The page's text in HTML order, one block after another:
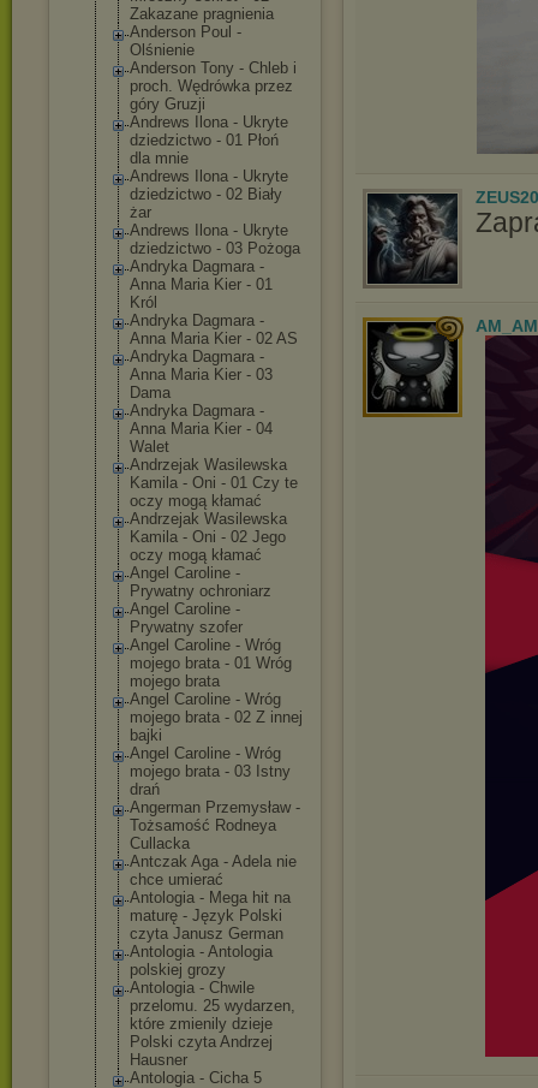
Zakazane pragnienia
Anderson Poul -
Olśnienie
Anderson Tony - Chleb i
proch. Wędrówka przez
góry Gruzji
Andrews Ilona - Ukryte
dziedzictwo - 01 Płoń
dla mnie
Andrews Ilona - Ukryte
dziedzictwo - 02 Biały
żar
Andrews Ilona - Ukryte
dziedzictwo - 03 Pożoga
Andryka Dagmara -
Anna Maria Kier - 01
Król
Andryka Dagmara -
Anna Maria Kier - 02 AS
Andryka Dagmara -
Anna Maria Kier - 03
Dama
Andryka Dagmara -
Anna Maria Kier - 04
Walet
Andrzejak Wasilewska
Kamila - Oni - 01 Czy te
oczy mogą kłamać
Andrzejak Wasilewska
Kamila - Oni - 02 Jego
oczy mogą kłamać
Angel Caroline -
Prywatny ochroniarz
Angel Caroline -
Prywatny szofer
Angel Caroline - Wróg
mojego brata - 01 Wróg
mojego brata
Angel Caroline - Wróg
mojego brata - 02 Z innej
bajki
Angel Caroline - Wróg
mojego brata - 03 Istny
drań
Angerman Przemysław -
Tożsamość Rodneya
Cullacka
Antczak Aga - Adela nie
chce umierać
Antologia - Mega hit na
maturę - Język Polski
czyta Janusz German
Antologia - Antologia
polskiej grozy
Antologia - Chwile
przelomu. 25 wydarzen,
które zmienily dzieje
Polski czyta Andrzej
Hausner
Antologia - Cicha 5
AM_AM